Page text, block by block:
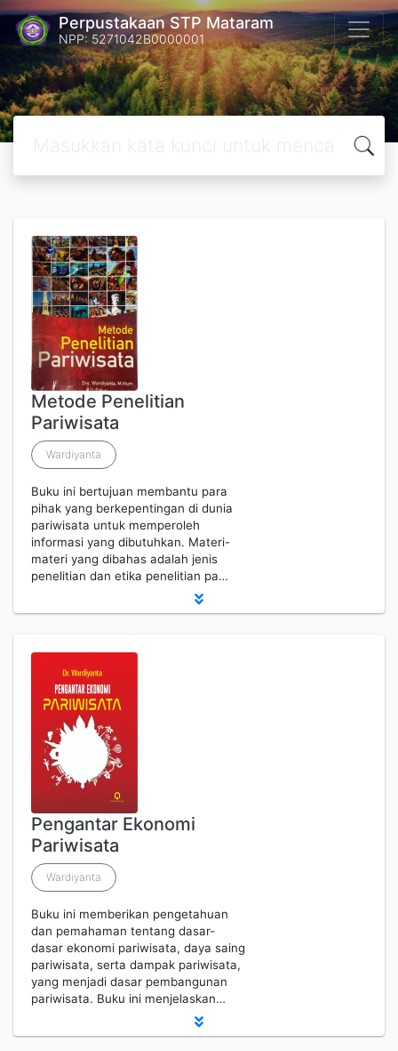
Perpustakaan STP Mataram
NPP: 5271042B0000001
Metode Penelitian
Pariwisata
Wardiyanta
Buku ini bertujuan membantu para
pihak yang berkepentingan di dunia
pariwisata untuk memperoleh
informasi yang dibutuhkan. Materi-
materi yang dibahas adalah jenis
penelitian dan etika penelitian pa…
Pengantar Ekonomi
Pariwisata
Wardiyanta
Buku ini memberikan pengetahuan
dan pemahaman tentang dasar-
dasar ekonomi pariwisata, daya saing
pariwisata, serta dampak pariwisata,
yang menjadi dasar pembangunan
pariwisata. Buku ini menjelaskan…